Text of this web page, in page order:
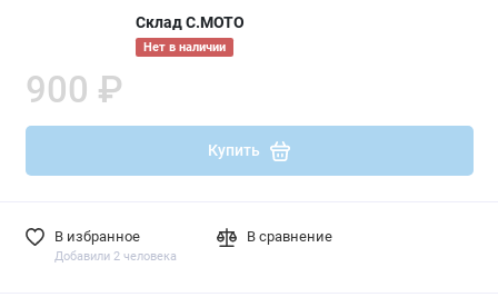
Склад С.МОТО
Нет в наличии
900 ₽
Купить
В избранное
Добавили 2 человека
В сравнение